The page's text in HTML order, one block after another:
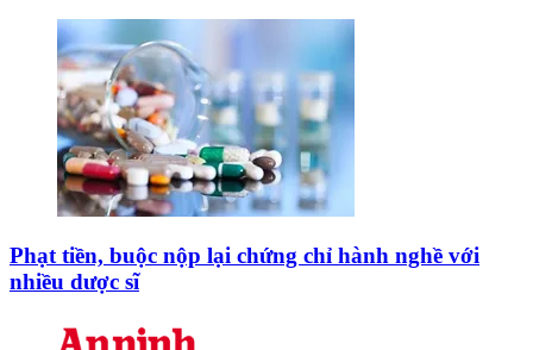
Phạt tiền, buộc nộp lại chứng chỉ hành nghề với
nhiều dược sĩ